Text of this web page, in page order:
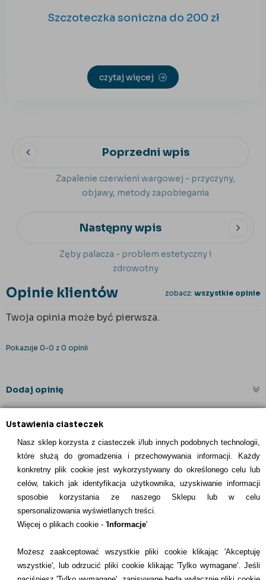
Ustawienia ciasteczek
Nasz sklep korzysta z ciasteczek i/lub innych podobnych technologii,
które służą do gromadzenia i przechowywania informacji. Każdy
konkretny plik cookie jest wykorzystywany do określonego celu lub
celów, takich jak identyfikacja użytkownika, uzyskiwanie informacji
sposobie korzystania ze naszego Sklepu lub w celu
spersonalizowania wyświetlanych treści.
Więcej o plikach cookie - 'Informacje'
Możesz zaakceptować wszystkie pliki cookie klikając 'Akceptuję
wszystkie', lub odrzucić pliki cookie klikając 'Tylko wymagane'. Jeśli
Szczoteczka soniczna do 200 zł
czytaj więcej
Poprzedni wpis
Zapalenie czerwieni wargowej - przyczyny,
objawy, metody zapobiegania
Następny wpis
Zęby palacza - problem estetyczny i
zdrowotny
Opinie klientów zobacz: wszystkie opinie
Twoja opinia może być pierwsza.
Pokazuje 0-0 z 0 opinii
Dodaj opinię
INFORMACJE KONTAKTOWE
Informacje
Dostawcy